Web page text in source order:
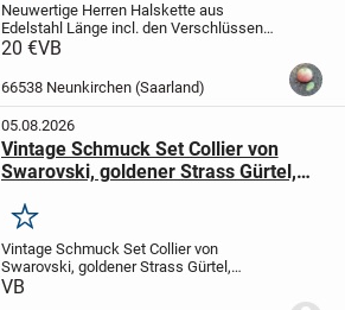
Neuwertige Herren Halskette aus
Edelstahl Länge incl. den Verschlüssen
ca. 60,00 cm
tadellosen Zustand da er nur ganz
20 €VB
66538 Neunkirchen (Saarland)
05.08.2026
Vintage Schmuck Set Collier von
Swarovski, goldener Strass Gürtel,
mit Panthermotiv
VintageModeschmuck Damen Strass
Armbanduhr
Merken
Vintage Schmuck Set Collier von
Swarovski, goldener Strass Gürtel,
Ohrclip's, Strass Brosche /Armband mit
VB